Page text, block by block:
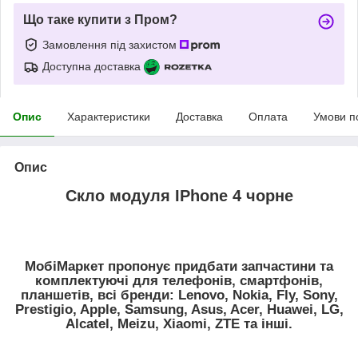
Що таке купити з Пром?
Замовлення під захистом
Доступна доставка
Опис Характеристики Доставка Оплата Умови
Опис
Скло модуля IPhone 4 чорне
МобiМаркет пропонує придбати запчастини та
комплектуючі для телефонів, смартфонів,
планшетів, всі бренди: Lenovo, Nokia, Fly, Sony,
Prestigio, Apple, Samsung, Asus, Acer, Huawei, LG,
Alcatel, Meizu, Xiaomi, ZTE та інші.